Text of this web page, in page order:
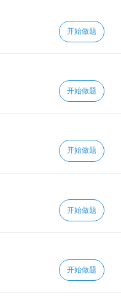
开始做题
开始做题
开始做题
开始做题
开始做题